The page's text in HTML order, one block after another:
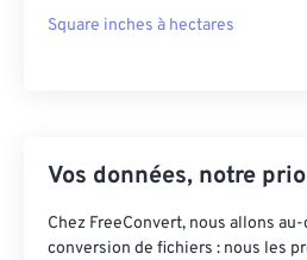
Square inches à hectares
Vos données, notre
Chez FreeConvert, nous allons
conversion de fichiers : nous les